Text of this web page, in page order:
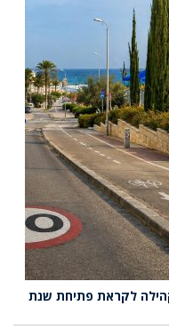
לקראת פתיחת שנת